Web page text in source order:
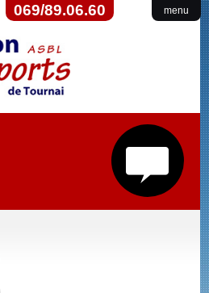
menu
069/89.06.60